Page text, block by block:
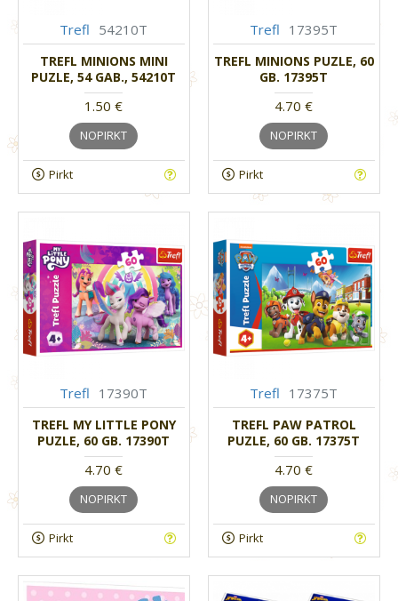
Trefl 54210T
TREFL MINIONS MINI
PUZLE, 54 GAB., 54210T
1.50 €
NOPIRKT
Pirkt
Trefl 17395T
TREFL MINIONS PUZLE, 60
GB. 17395T
4.70 €
NOPIRKT
Pirkt
Trefl 17390T
TREFL MY LITTLE PONY
PUZLE, 60 GB. 17390T
4.70 €
NOPIRKT
Pirkt
Trefl 17375T
TREFL PAW PATROL
PUZLE, 60 GB. 17375T
4.70 €
NOPIRKT
Pirkt